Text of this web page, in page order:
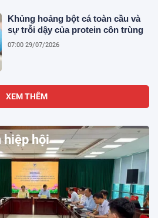
Khủng hoảng bột cá toàn cầu và
sự trỗi dậy của protein côn trùng
07:00 29/07/2026
XEM THÊM
hiệp hội